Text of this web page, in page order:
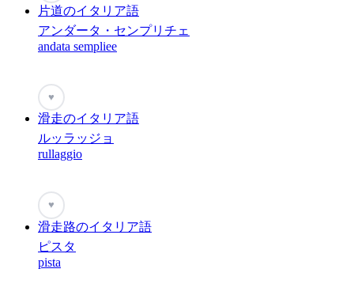
片道のイタリア語
アンダータ・センプリチェ
andata sempliee
♥
滑走のイタリア語
ルッラッジョ
rullaggio
♥
滑走路のイタリア語
ピスタ
pista